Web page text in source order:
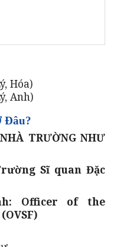
Hóa)
Anh)
Đâu?
TRƯỜNG NHƯ
Sĩ quan Đặc
Officer of the